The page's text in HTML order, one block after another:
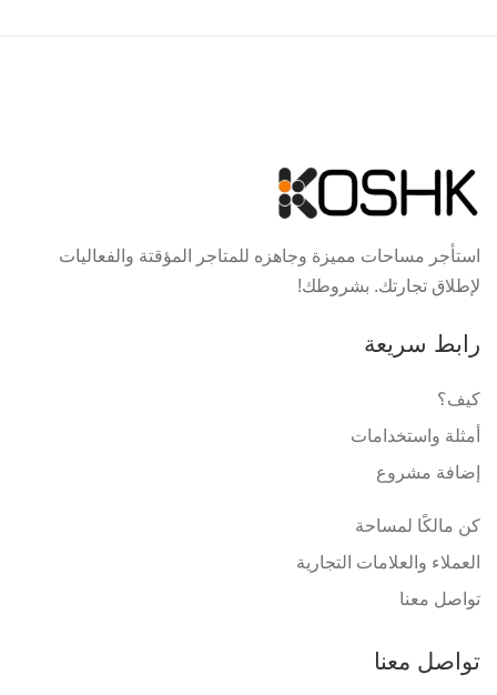
استأجر مساحات مميزة وجاهزه للمتاجر المؤقتة والفعاليات
لإطلاق تجارتك. بشروطك!
رابط سريعة
كيف؟
أمثلة واستخدامات
إضافة مشروع
كن مالكًا لمساحة
العملاء والعلامات التجارية
تواصل معنا
تواصل معنا